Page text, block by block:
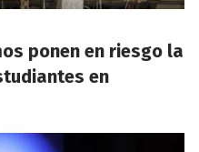
ponen en riesgo la
en